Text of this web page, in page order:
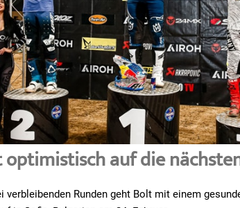
auf die
verbleibenden Runden geht Bolt mit einem